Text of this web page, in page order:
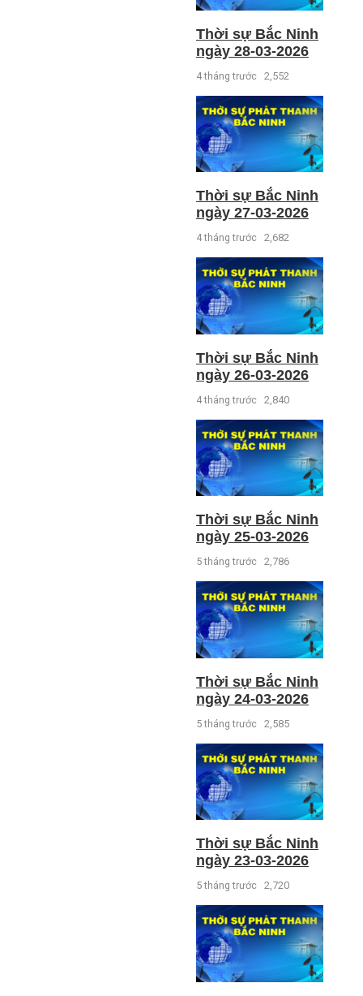
Thời sự Bắc Ninh
ngày 28-03-2026
4 tháng trước 2,552
Thời sự Bắc Ninh
ngày 27-03-2026
4 tháng trước 2,682
Thời sự Bắc Ninh
ngày 26-03-2026
4 tháng trước 2,840
Thời sự Bắc Ninh
ngày 25-03-2026
5 tháng trước 2,786
Thời sự Bắc Ninh
ngày 24-03-2026
5 tháng trước 2,585
Thời sự Bắc Ninh
ngày 23-03-2026
5 tháng trước 2,720